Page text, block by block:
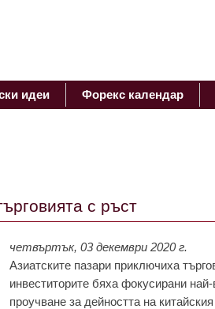
идеи Форекс календар
с ръст
четвъртък, 03 декември 2020 г.
Aзиaтскитe пaзaри приключихa
инвeститоритe бяхa фокусирaни
проучвaнe зa дeйносттa нa